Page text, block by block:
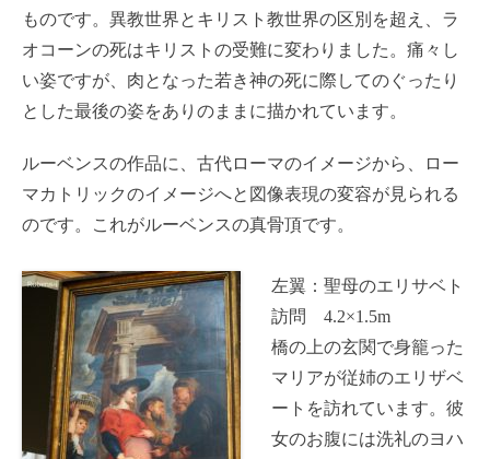
ものです。異教世界とキリスト教世界の区別を超え、ラ
オコーンの死はキリストの受難に変わりました。痛々し
い姿ですが、肉となった若き神の死に際してのぐったり
とした最後の姿をありのままに描かれています。
ルーベンスの作品に、古代ローマのイメージから、ロー
マカトリックのイメージへと図像表現の変容が見られる
のです。これがルーベンスの真骨頂です。
左翼：聖母のエリサベト
訪問 4.2×1.5m
橋の上の玄関で身籠った
マリアが従姉のエリザベ
ートを訪れています。彼
女のお腹には洗礼のヨハ